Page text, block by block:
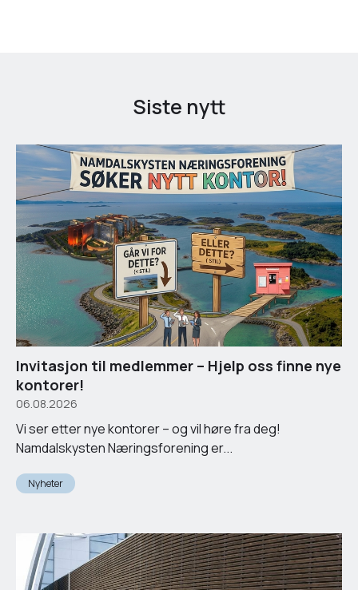
Siste nytt
Invitasjon til medlemmer – Hjelp oss finne nye
kontorer!
06.08.2026
Vi ser etter nye kontorer – og vil høre fra deg!
Namdalskysten Næringsforening er...
Nyheter